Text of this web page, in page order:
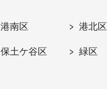
港南区 港北区
保土ケ谷区 緑区